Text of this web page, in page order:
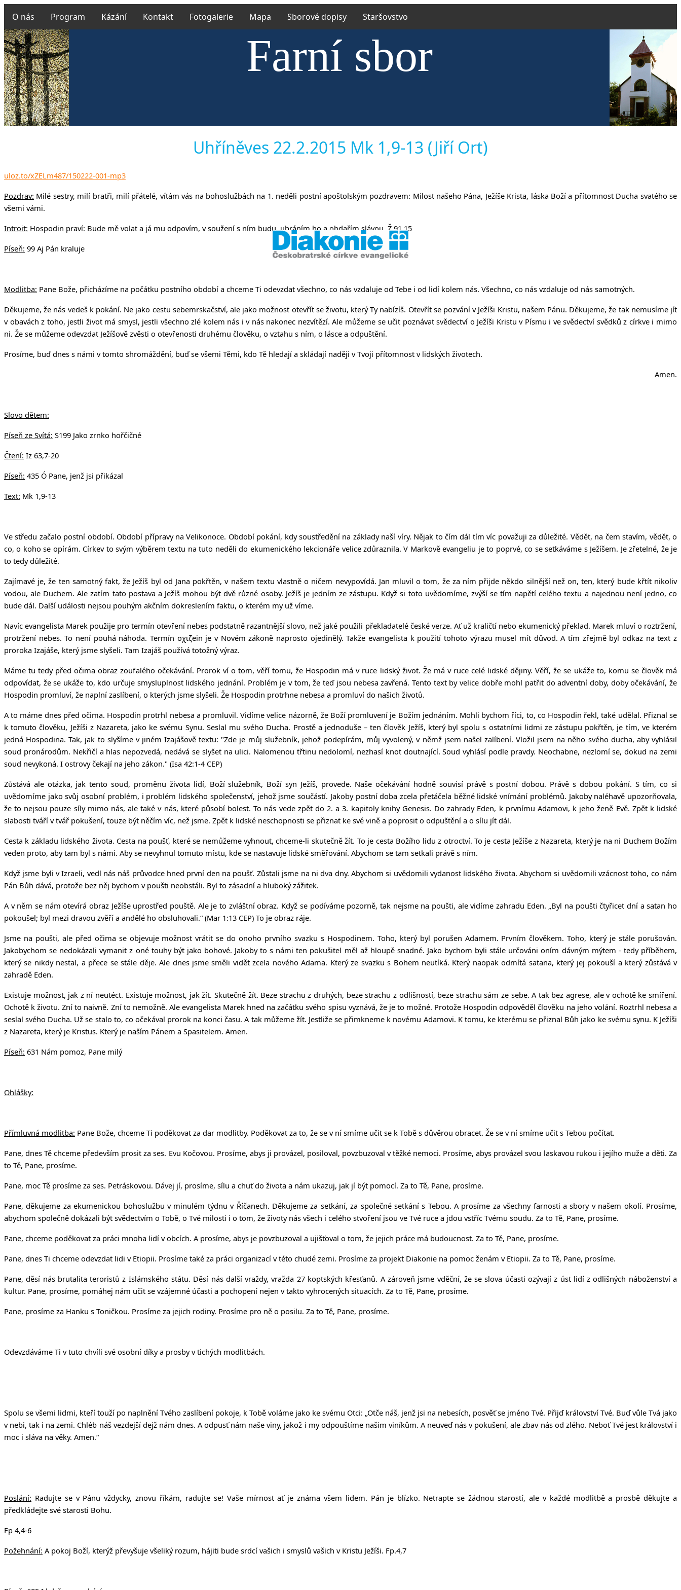
O nás Program Kázání Kontakt Fotogalerie Mapa Sborové dopisy Staršovstvo
Farní sbor
Českobratrské církve evangelické
v Uhříněvsi a Říčanech
Uhříněves 22.2.2015 Mk 1,9-13 (Jiří Ort)
uloz.to/xZELm487/150222-001-mp3
Pozdrav: Milé sestry, milí bratři, milí přátelé, vítám vás na bohoslužbách na 1. neděli postní apoštolským pozdravem: Milost našeho Pána, Ježíše Krista, láska Boží a přítomnost Ducha svatého se
všemi vámi.
Introit: Hospodin praví: Bude mě volat a já mu odpovím, v soužení s ním budu, ubráním ho a obdařím slávou. Ž 91,15
Píseň: 99 Aj Pán kraluje
Modlitba: Pane Bože, přicházíme na počátku postního období a chceme Ti odevzdat všechno, co nás vzdaluje od Tebe i od lidí kolem nás. Všechno, co nás vzdaluje od nás samotných.
Děkujeme, že nás vedeš k pokání. Ne jako cestu sebemrskačství, ale jako možnost otevřít se životu, který Ty nabízíš. Otevřít se pozvání v Ježíši Kristu, našem Pánu. Děkujeme, že tak nemusíme jít
v obavách z toho, jestli život má smysl, jestli všechno zlé kolem nás i v nás nakonec nezvítězí. Ale můžeme se učit poznávat svědectví o Ježíši Kristu v Písmu i ve svědectví svědků z církve i mimo
ni. Že se můžeme odevzdat Ježíšově zvěsti o otevřenosti druhému člověku, o vztahu s ním, o lásce a odpuštění.
Prosíme, buď dnes s námi v tomto shromáždění, buď se všemi Těmi, kdo Tě hledají a skládají naději v Tvoji přítomnost v lidských životech.
Amen.
Slovo dětem:
Píseň ze Svítá: S199 Jako zrnko hořčičné
Čtení: Iz 63,7-20
Píseň: 435 Ó Pane, jenž jsi přikázal
Text: Mk 1,9-13
Ve středu začalo postní období. Období přípravy na Velikonoce. Období pokání, kdy soustředění na základy naší víry. Nějak to čím dál tím víc považuji za důležité. Vědět, na čem stavím, vědět, o
co, o koho se opírám. Církev to svým výběrem textu na tuto neděli do ekumenického lekcionáře velice zdůraznila. V Markově evangeliu je to poprvé, co se setkáváme s Ježíšem. Je zřetelné, že je
to tedy důležité.
Zajímavé je, že ten samotný fakt, že Ježíš byl od Jana pokřtěn, v našem textu vlastně o ničem nevypovídá. Jan mluvil o tom, že za ním přijde někdo silnější než on, ten, který bude křtít nikoliv
vodou, ale Duchem. Ale zatím tato postava a Ježíš mohou být dvě různé osoby. Ježíš je jedním ze zástupu. Když si toto uvědomíme, zvýší se tím napětí celého textu a najednou není jedno, co
bude dál. Další události nejsou pouhým akčním dokreslením faktu, o kterém my už víme.
Navíc evangelista Marek použije pro termín otevření nebes podstatně razantnější slovo, než jaké použili překladatelé české verze. Ať už kraličtí nebo ekumenický překlad. Marek mluví o roztržení,
protržení nebes. To není pouhá náhoda. Termín σχιζein je v Novém zákoně naprosto ojedinělý. Takže evangelista k použití tohoto výrazu musel mít důvod. A tím zřejmě byl odkaz na text z
proroka Izajáše, který jsme slyšeli. Tam Izajáš používá totožný výraz.
Máme tu tedy před očima obraz zoufalého očekávání. Prorok ví o tom, věří tomu, že Hospodin má v ruce lidský život. Že má v ruce celé lidské dějiny. Věří, že se ukáže to, komu se člověk má
odpovídat, že se ukáže to, kdo určuje smysluplnost lidského jednání. Problém je v tom, že teď jsou nebesa zavřená. Tento text by velice dobře mohl patřit do adventní doby, doby očekávání, že
Hospodin promluví, že naplní zaslíbení, o kterých jsme slyšeli. Že Hospodin protrhne nebesa a promluví do našich životů.
A to máme dnes před očima. Hospodin protrhl nebesa a promluvil. Vidíme velice názorně, že Boží promluvení je Božím jednáním. Mohli bychom říci, to, co Hospodin řekl, také udělal. Přiznal se
k tomuto člověku, Ježíši z Nazareta, jako ke svému Synu. Seslal mu svého Ducha. Prostě a jednoduše – ten člověk Ježíš, který byl spolu s ostatními lidmi ze zástupu pokřtěn, je tím, ve kterém
jedná Hospodina. Tak, jak to slyšíme v jiném Izajášově textu: "Zde je můj služebník, jehož podepírám, můj vyvolený, v němž jsem našel zalíbení. Vložil jsem na něho svého ducha, aby vyhlásil
soud pronárodům. Nekřičí a hlas nepozvedá, nedává se slyšet na ulici. Nalomenou třtinu nedolomí, nezhasí knot doutnající. Soud vyhlásí podle pravdy. Neochabne, nezlomí se, dokud na zemi
soud nevykoná. I ostrovy čekají na jeho zákon." (Isa 42:1-4 CEP)
Zůstává ale otázka, jak tento soud, proměnu života lidí, Boží služebník, Boží syn Ježíš, provede. Naše očekávání hodně souvisí právě s postní dobou. Právě s dobou pokání. S tím, co si
uvědomíme jako svůj osobní problém, i problém lidského společenství, jehož jsme součástí. Jakoby postní doba zcela přetáčela běžné lidské vnímání problémů. Jakoby naléhavě upozorňovala,
že to nejsou pouze síly mimo nás, ale také v nás, které působí bolest. To nás vede zpět do 2. a 3. kapitoly knihy Genesis. Do zahrady Eden, k prvnímu Adamovi, k jeho ženě Evě. Zpět k lidské
slabosti tváří v tvář pokušení, touze být něčím víc, než jsme. Zpět k lidské neschopnosti se přiznat ke své vině a poprosit o odpuštění a o sílu jít dál.
Cesta k základu lidského života. Cesta na poušť, které se nemůžeme vyhnout, chceme-li skutečně žít. To je cesta Božího lidu z otroctví. To je cesta Ježíše z Nazareta, který je na ni Duchem Božím
veden proto, aby tam byl s námi. Aby se nevyhnul tomuto místu, kde se nastavuje lidské směřování. Abychom se tam setkali právě s ním.
Když jsme byli v Izraeli, vedl nás náš průvodce hned první den na poušť. Zůstali jsme na ni dva dny. Abychom si uvědomili vydanost lidského života. Abychom si uvědomili vzácnost toho, co nám
Pán Bůh dává, protože bez něj bychom v poušti neobstáli. Byl to zásadní a hluboký zážitek.
A v něm se nám otevírá obraz Ježíše uprostřed pouště. Ale je to zvláštní obraz. Když se podíváme pozorně, tak nejsme na poušti, ale vidíme zahradu Eden. „Byl na poušti čtyřicet dní a satan ho
pokoušel; byl mezi dravou zvěří a andělé ho obsluhovali.“ (Mar 1:13 CEP) To je obraz ráje.
Jsme na poušti, ale před očima se objevuje možnost vrátit se do onoho prvního svazku s Hospodinem. Toho, který byl porušen Adamem. Prvním člověkem. Toho, který je stále porušován.
Jakobychom se nedokázali vymanit z oné touhy být jako bohové. Jakoby to s námi ten pokušitel měl až hloupě snadné. Jako bychom byli stále určováni oním dávným mýtem - tedy příběhem,
který se nikdy nestal, a přece se stále děje. Ale dnes jsme směli vidět zcela nového Adama. Který ze svazku s Bohem neutíká. Který naopak odmítá satana, který jej pokouší a který zůstává v
zahradě Eden.
Existuje možnost, jak z ní neutéct. Existuje možnost, jak žít. Skutečně žít. Beze strachu z druhých, beze strachu z odlišností, beze strachu sám ze sebe. A tak bez agrese, ale v ochotě ke smíření.
Ochotě k životu. Zní to naivně. Zní to nemožně. Ale evangelista Marek hned na začátku svého spisu vyznává, že je to možné. Protože Hospodin odpověděl člověku na jeho volání. Roztrhl nebesa a
seslal svého Ducha. Už se stalo to, co očekával prorok na konci času. A tak můžeme žít. Jestliže se přimkneme k novému Adamovi. K tomu, ke kterému se přiznal Bůh jako ke svému synu. K Ježíši
z Nazareta, který je Kristus. Který je naším Pánem a Spasitelem. Amen.
Píseň: 631 Nám pomoz, Pane milý
Ohlášky:
Přímluvná modlitba: Pane Bože, chceme Ti poděkovat za dar modlitby. Poděkovat za to, že se v ní smíme učit se k Tobě s důvěrou obracet. Že se v ní smíme učit s Tebou počítat.
Pane, dnes Tě chceme především prosit za ses. Evu Kočovou. Prosíme, abys ji provázel, posiloval, povzbuzoval v těžké nemoci. Prosíme, abys provázel svou laskavou rukou i jejího muže a děti. Za
to Tě, Pane, prosíme.
Pane, moc Tě prosíme za ses. Petráskovou. Dávej jí, prosíme, sílu a chuť do života a nám ukazuj, jak jí být pomocí. Za to Tě, Pane, prosíme.
Pane, děkujeme za ekumenickou bohoslužbu v minulém týdnu v Říčanech. Děkujeme za setkání, za společné setkání s Tebou. A prosíme za všechny farnosti a sbory v našem okolí. Prosíme,
abychom společně dokázali být svědectvím o Tobě, o Tvé milosti i o tom, že životy nás všech i celého stvoření jsou ve Tvé ruce a jdou vstříc Tvému soudu. Za to Tě, Pane, prosíme.
Pane, chceme poděkovat za práci mnoha lidí v obcích. A prosíme, abys je povzbuzoval a ujišťoval o tom, že jejich práce má budoucnost. Za to Tě, Pane, prosíme.
Pane, dnes Ti chceme odevzdat lidi v Etiopii. Prosíme také za práci organizací v této chudé zemi. Prosíme za projekt Diakonie na pomoc ženám v Etiopii. Za to Tě, Pane, prosíme.
Pane, děsí nás brutalita teroristů z Islámského státu. Děsí nás další vraždy, vražda 27 koptských křesťanů. A zároveň jsme vděční, že se slova účasti ozývají z úst lidí z odlišných náboženství a
kultur. Pane, prosíme, pomáhej nám učit se vzájemné účasti a pochopení nejen v takto vyhrocených situacích. Za to Tě, Pane, prosíme.
Pane, prosíme za Hanku s Toničkou. Prosíme za jejich rodiny. Prosíme pro ně o posilu. Za to Tě, Pane, prosíme.
Odevzdáváme Ti v tuto chvíli své osobní díky a prosby v tichých modlitbách.
Spolu se všemi lidmi, kteří touží po naplnění Tvého zaslíbení pokoje, k Tobě voláme jako ke svému Otci: „Otče náš, jenž jsi na nebesích, posvěťse jméno Tvé. Přijďkrálovství Tvé. Buďvůle Tvá jako
v nebi, tak i na zemi. Chléb nášvezdejší dejžnám dnes. A odpusťnám naše viny, jakož i my odpouštíme našim viníkům. A neuveďnás v pokušení, ale zbav nás od zlého. NeboťTvé jest království i
moc i sláva na věky. Amen.“
Poslání: Radujte se v Pánu vždycky, znovu říkám, radujte se! Vaše mírnost ať je známa všem lidem. Pán je blízko. Netrapte se žádnou starostí, ale v každé modlitbě a prosbě děkujte a
předkládejte své starosti Bohu.
Fp 4,4-6
Požehnání: A pokoj Boží, kterýž převyšuje všeliký rozum, hájiti bude srdcí vašich i smyslů vašich v Kristu Ježíši. Fp.4,7